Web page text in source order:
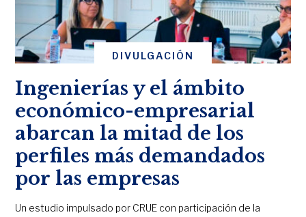
DIVULGACIÓN
Ingenierías y el ámbito
económico-empresarial
abarcan la mitad de los
perfiles más demandados
por las empresas
Un estudio impulsado por CRUE con participación de la